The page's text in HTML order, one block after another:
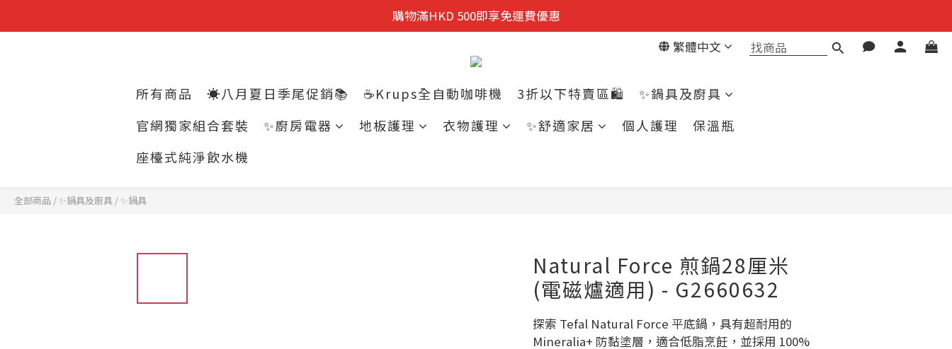
迎新禮遇:  新會員首次購物 尊享全單9折優惠!
購物滿HKD 500即享免運費優惠
繁體中文
所有商品 ☀️八月夏日季尾促銷📚 ☕Krups全自動咖啡機 3折以下特賣區🛍️
✨鍋具及廚具
官網獨家組合套裝
✨廚房電器 地板護理 衣物護理 ✨舒適家居 個人護理
保溫瓶
座檯式純淨飲水機
全部商品 / ✨鍋具及廚具 / ✨鍋具
Natural Force 煎鍋28厘米
(電磁爐適用) - G2660632
探索 Tefal Natural Force 平底鍋，具有超耐用的
Mineralia+ 防黏塗層，適合低脂烹飪，並採用 100%